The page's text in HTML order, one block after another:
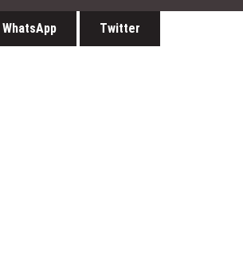
WhatsApp Twitter